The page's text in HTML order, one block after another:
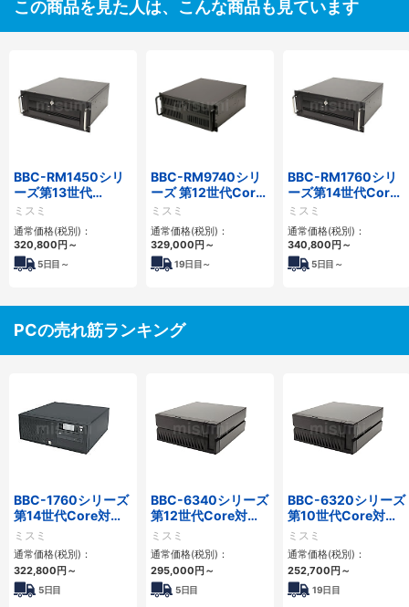
この商品を見た人は、こんな商品も見ています
BBC-RM1450シリ
ーズ第13世代
Core・12世代
Celeron対応ラック
マウント4PCIe
ミスミ
通常価格(税別)：
320,800円～
5日目～
BBC-RM9740シリ
ーズ 第12世代Core
対応ラックマウント
FAPC4PCI・3PCIe
ミスミ
通常価格(税別)：
329,000円～
19日目～
BBC-RM1760シリ
ーズ第14世代Core
対応ラックマウント
3PCIe
ミスミ
通常価格(税別)：
340,800円～
5日目～
PCの売れ筋ランキング
BBC-1760シリーズ
第14世代Core対応
小型フロアマウント
3PCIe
ミスミ
通常価格(税別)：
322,800円～
5日目
BBC-6340シリーズ
第12世代Core対応
小型フロアマウント
PC2PCI/2PCIe
ミスミ
通常価格(税別)：
295,000円～
5日目
BBC-6320シリーズ
第10世代Core対応
小型フロアマウント
FAPC 2PCI・2PCIe
ミスミ
通常価格(税別)：
252,700円～
19日目